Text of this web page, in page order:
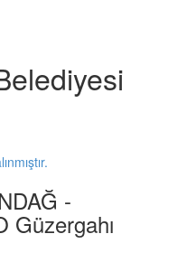
-
Güzergahı